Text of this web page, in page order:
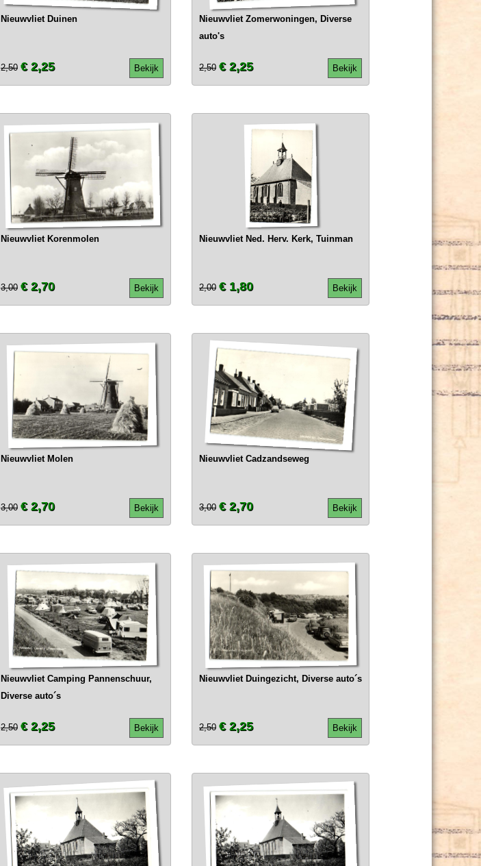
Nieuwvliet Duinen
Bekijk
2,50 € 2,25
Nieuwvliet Zomerwoningen, Diverse
auto's
Bekijk
2,50 € 2,25
Nieuwvliet Korenmolen
Bekijk
3,00 € 2,70
Nieuwvliet Ned. Herv. Kerk, Tuinman
Bekijk
2,00 € 1,80
Nieuwvliet Molen
Bekijk
3,00 € 2,70
Nieuwvliet Cadzandseweg
Bekijk
3,00 € 2,70
Nieuwvliet Camping Pannenschuur,
Diverse auto´s
Bekijk
2,50 € 2,25
Nieuwvliet Duingezicht, Diverse auto´s
Bekijk
2,50 € 2,25